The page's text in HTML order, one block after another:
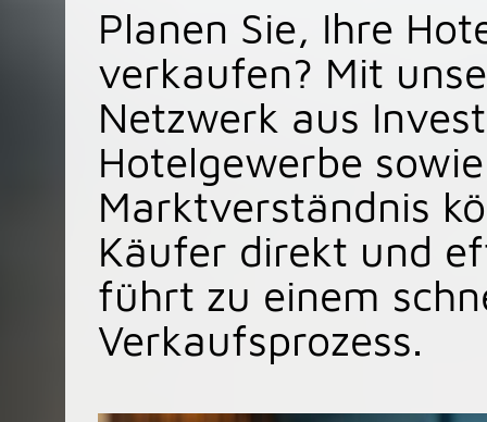
Planen Sie, Ihre
verkaufen? Mit
Netzwerk aus
Hotelgewerbe
Marktverständnis
Käufer direkt und
führt zu einem
Verkaufsprozess.